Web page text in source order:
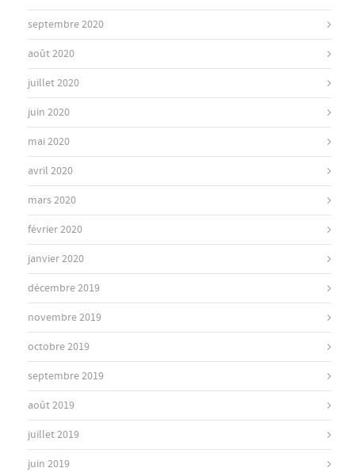
septembre 2020
août 2020
juillet 2020
juin 2020
mai 2020
avril 2020
mars 2020
février 2020
janvier 2020
décembre 2019
novembre 2019
octobre 2019
septembre 2019
août 2019
juillet 2019
juin 2019